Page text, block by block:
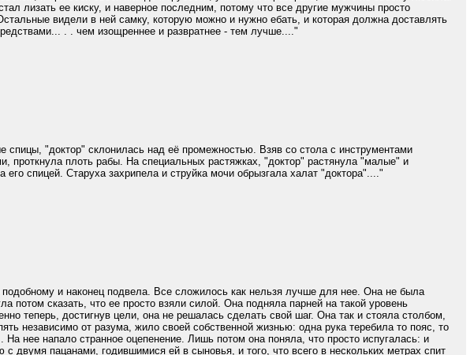
лизать ее киску, и наверное последним, потому что все другие мужчины просто
видели в ней самку, которую можно и нужно eбать, и которая должна доставлять
. . чем изощреннее и развратнее - тем лучше...."
спицы, "доктор" склонилась над её промежностью. Взяв со стола с инструментами
плоть рабы. На специальных растяжках, "доктор" растянула "малые" и
спицей. Старуха захрипела и струйка мочи обрызгала халат "доктора"...."
и наконец подвела. Все сложилось как нельзя лучше для нее. Она не была
сказать, что ее просто взяли силой. Она подняла парней на такой уровень
теперь, достигнув цели, она не решалась сделать свой шаг. Она так и стояла столбом,
независимо от разума, жило своей собственной жизнью: одна рука теребила то пояс, то
нее напало странное оцепенение. Лишь потом она поняла, что просто испугалась: и
двумя пацанами, годившимися ей в сыновья, и того, что всего в нескольких метрах спит